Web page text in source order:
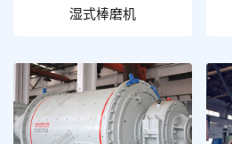
湿式棒磨机